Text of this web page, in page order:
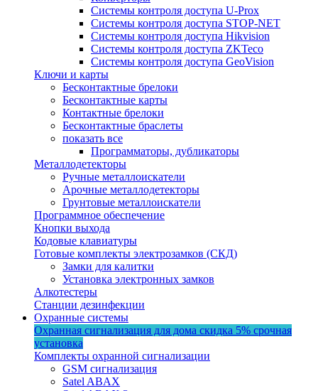
Системы контроля доступа U-Prox
Системы контроля доступа STOP-NET
Системы контроля доступа Hikvision
Системы контроля доступа ZKTeco
Системы контроля доступа GeoVision
Ключи и карты
Бесконтактные брелоки
Бесконтактные карты
Контактные брелоки
Бесконтактные браслеты
показать все
Программаторы, дубликаторы
Металлодетекторы
Ручные металлоискатели
Арочные металлодетекторы
Грунтовые металлоискатели
Программное обеспечение
Кнопки выхода
Кодовые клавиатуры
Готовые комплекты электрозамков (СКД)
Замки для калитки
Установка электронных замков
Алкотестеры
Станции дезинфекции
Охранные системы
Охранная сигнализация для дома скидка 5% срочная
установка
Комплекты охранной сигнализации
GSM сигнализация
Satel ABAX